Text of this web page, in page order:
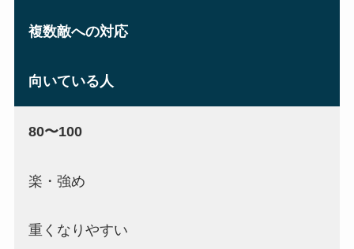
複数敵への対応
向いている人
80〜100
楽・強め
重くなりやすい